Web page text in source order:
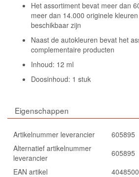
Het assortiment bevat meer dan
meer dan 14.000 originele
beschikbaar zijn
Naast de autokleuren bevat het
complementaire producten
Inhoud: 12 ml
Doosinhoud: 1 stuk
Eigenschappen
Artikelnummer leverancier
605895
Alternatief artikelnummer
leverancier
605895
EAN artikel